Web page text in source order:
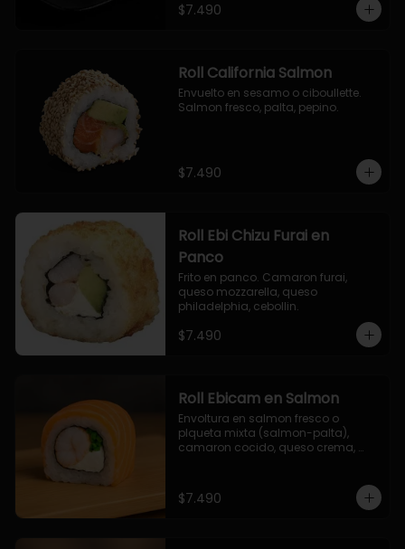
$7.490
Roll California Salmon
Envuelto en sesamo o ciboullette.
Salmon fresco, palta, pepino.
$7.490
Roll Ebi Chizu Furai en
Panco
Frito en panco. Camaron furai,
queso mozzarella, queso
philadelphia, cebollin.
$7.490
Roll Ebicam en Salmon
Envoltura en salmon fresco o
plqueta mixta (salmon-palta),
camaron cocido, queso crema,
$7.490